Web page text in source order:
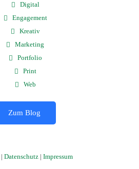
Digital
Engagement
Kreativ
Marketing
Portfolio
Print
Web
Zum Blog
| Datenschutz | Impressum